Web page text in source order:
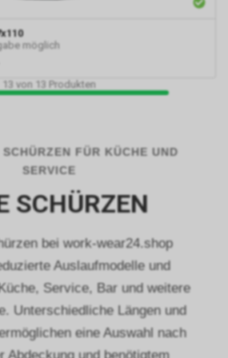
möglich
13 von 13 Produkten
FÜR KÜCHE UND
SERVICE
SCHÜRZEN
bei work-wear24.shop
Auslaufmodelle und
Service, Bar und weitere
Unterschiedliche Längen und
eine Auswahl nach
weitergehende Informationen
zu den
der Unterbindung
von Google
oder „Ähnliche Zielgruppen“-
Funktion ein. Es handelt sich
hierbei um einen Dienst der
Google Ireland Limited, Gordon
nachfolgend nur „Google“
nutzen diese Funktion, um
Werbung auf
an dem Werbe-